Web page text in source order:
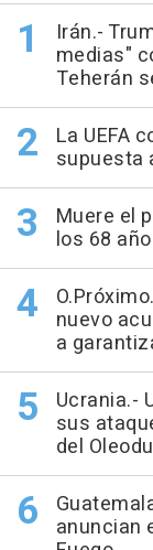
Irán.-
medias"
Teherán
La UEFA
supuesta
Muere el
los 68
nuevo
a
Ucrania.-
sus
del
anuncian